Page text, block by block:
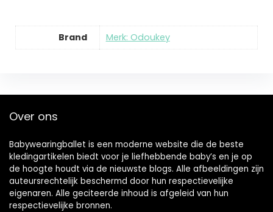
Brand Merk: Odoukey
Over ons
Babywearingballet is een moderne website die de beste
kledingartikelen biedt voor je liefhebbende baby’s en je op
de hoogte houdt via de nieuwste blogs. Alle afbeeldingen zijn
auteursrechtelijk beschermd door hun respectievelijke
eigenaren. Alle geciteerde inhoud is afgeleid van hun
respectievelijke bronnen.